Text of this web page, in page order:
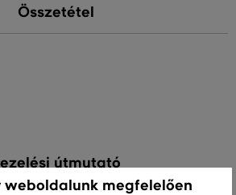
Összetétel
útmutató
weboldalunk megfelelően